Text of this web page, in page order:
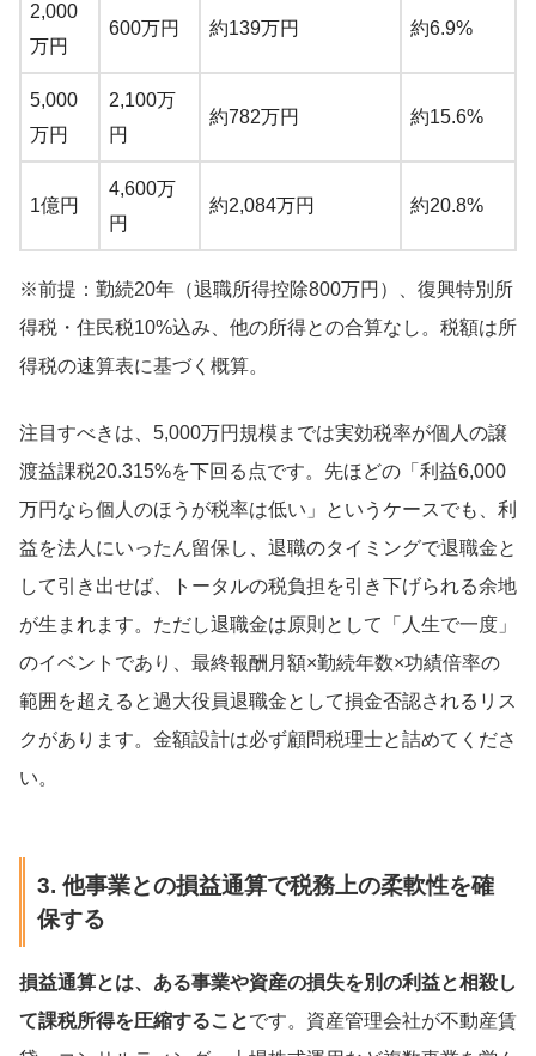
2,000
万円
600万円 約139万円 約6.9%
5,000
万円
2,100万
円
約782万円 約15.6%
1億円
4,600万
円
約2,084万円 約20.8%
※前提：勤続20年（退職所得控除800万円）、復興特別所
得税・住民税10%込み、他の所得との合算なし。税額は所
得税の速算表に基づく概算。
注目すべきは、5,000万円規模までは実効税率が個人の譲
渡益課税20.315%を下回る点です。先ほどの「利益6,000
万円なら個人のほうが税率は低い」というケースでも、利
益を法人にいったん留保し、退職のタイミングで退職金と
して引き出せば、トータルの税負担を引き下げられる余地
が生まれます。ただし退職金は原則として「人生で一度」
のイベントであり、最終報酬月額×勤続年数×功績倍率の
範囲を超えると過大役員退職金として損金否認されるリス
クがあります。金額設計は必ず顧問税理士と詰めてくださ
い。
3. 他事業との損益通算で税務上の柔軟性を確
保する
損益通算とは、ある事業や資産の損失を別の利益と相殺し
て課税所得を圧縮することです。資産管理会社が不動産賃